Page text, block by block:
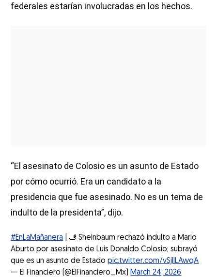
federales estarían involucradas en los hechos.
“El asesinato de Colosio es un asunto de Estado
por cómo ocurrió. Era un candidato a la
presidencia que fue asesinado. No es un tema de
indulto de la presidenta”, dijo.
#EnLaMañanera | 🫸 Sheinbaum rechazó indulto a Mario
Aburto por asesinato de Luis Donaldo Colosio; subrayó
que es un asunto de Estadopic.twitter.com/vSjlILAwqA
— El Financiero (@ElFinanciero_Mx) March 24, 2026